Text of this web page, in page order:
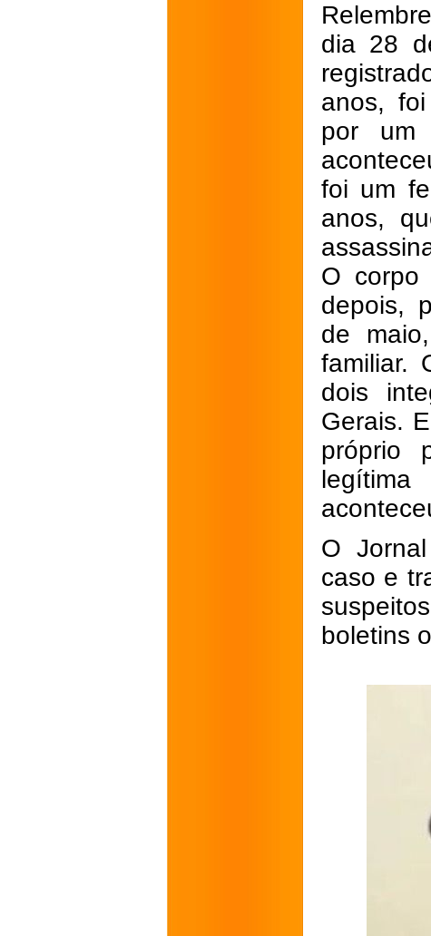
dia 28
anos,
por um
foi um
anos,
O corpo
depois,
de
familiar.
dois
Gerais.
próprio
O
caso e
boletins